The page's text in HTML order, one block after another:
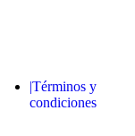
|Términos y
condiciones